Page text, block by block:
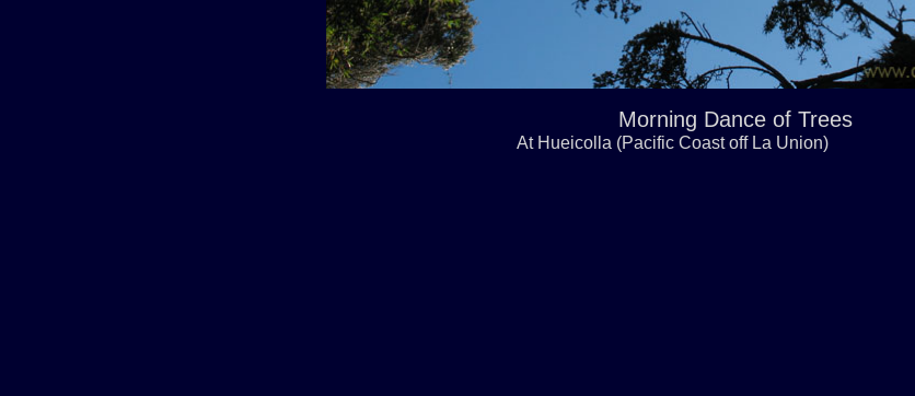
Morning Dance of Trees
At Hueicolla (Pacific Coast off La Union)